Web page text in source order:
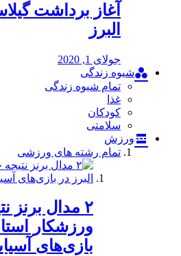
آغاز برداشت
البرز
جولای 1, 2020
شیوه زندگی
تمام شیوه زندگی
غذا
کودکان
سلامتی
ورزش
تمام رشته های ورزشی
ورزشکار
بازی‌های